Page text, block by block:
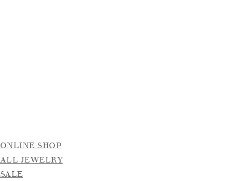
ONLINE SHOP
ALL JEWELRY
SALE